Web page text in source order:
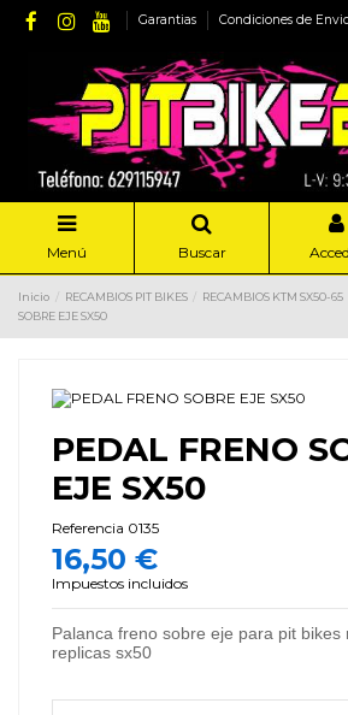
Garantias Condiciones de
Menú Buscar
Inicio RECAMBIOS PIT BIKES RECAMBIOS KTM SX50-65
SOBRE EJE SX50
PEDAL FRENO
EJE SX50
Referencia 0135
16,50 €
Impuestos incluidos
Palanca freno sobre eje para pit bikes
replicas sx50